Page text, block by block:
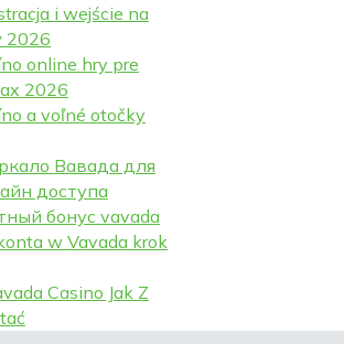
i wejście na
2026
online hry pre
2026
a voľné otočky
Вавада для
доступа
бонус vavada
w Vavada krok
Casino Jak Z